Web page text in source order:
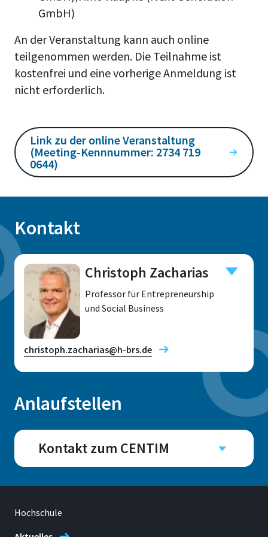
GmbH)
An der Veranstaltung kann auch online
teilgenommen werden. Die Teilnahme ist
kostenfrei und eine vorherige Anmeldung ist
nicht erforderlich.
Link zu der online Veranstaltung
(Meeting-Kennnummer: 2734 719
0644)
Kontakt
Christoph Zacharias
Professor für Entrepreneurship
und Social Business
christoph.zacharias@h-brs.de
Sankt Augustin
Raum
F407
Anlaufstellen
Kontakt zum CENTIM
Rheinbach
Hochschule